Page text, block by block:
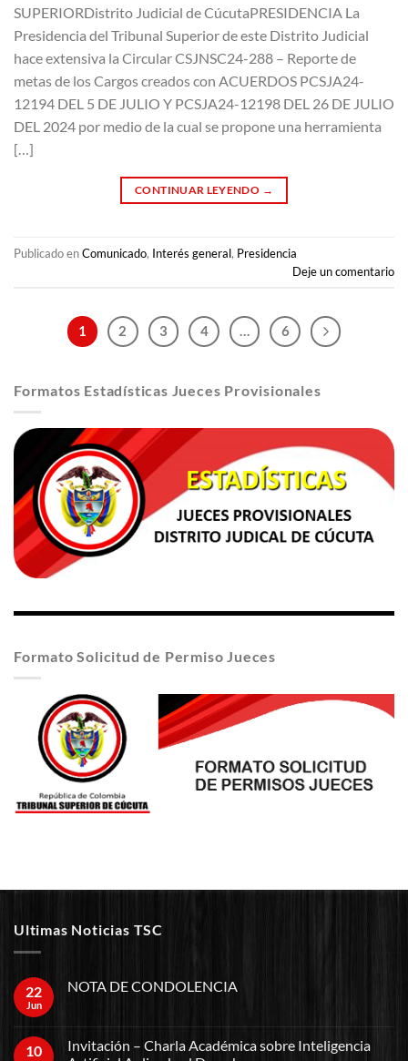
SUPERIORDistrito Judicial de CúcutaPRESIDENCIA La
Presidencia del Tribunal Superior de este Distrito Judicial
hace extensiva la Circular CSJNSC24-288 – Reporte de
metas de los Cargos creados con ACUERDOS PCSJA24-
12194 DEL 5 DE JULIO Y PCSJA24-12198 DEL 26 DE JULIO
DEL 2024 por medio de la cual se propone una herramienta
[…]
CONTINUAR LEYENDO →
Publicado enComunicado, Interés general, Presidencia
Deje un comentario
1 2 3 4 … 6
Formatos Estadísticas Jueces Provisionales
Formato Solicitud de Permiso Jueces
Ultimas Noticias TSC
22
Jun
NOTA DE CONDOLENCIA
10
Invitación – Charla Académica sobre Inteligencia